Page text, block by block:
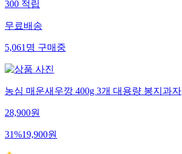
300적립
무료배송
5,061명구매중
농심 매운새우깡 400g 3개 대용량 봉지과자
28,900원
31%19,900원